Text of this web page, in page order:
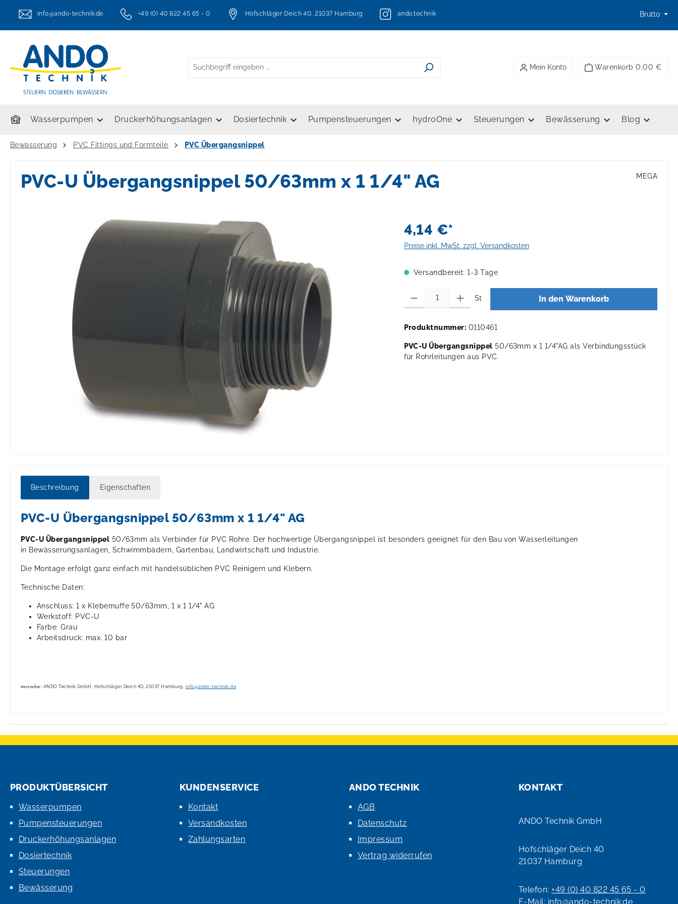
Zur Hauptnavigation springen
info@ando-technik.de +49 (0) 40 822 45 65 - 0 Hofschläger Deich 40, 21037 Hamburg ando.technik
twt.header.serviceHotlineText
Brutto
Mein Konto Warenkorb 0,00 €
Wasserpumpen Druckerhöhungsanlagen Dosiertechnik Pumpensteuerungen hydroOne Steuerungen Bewässerung Blog
Bewässerung PVC Fittings und Formteile PVC Übergangsnippel
PVC-U Übergangsnippel 50/63mm x 1 1/4" AG MEGA
Bildergalerie überspringen 4,14 €*
Preise inkl. MwSt. zzgl. Versandkosten
Versandbereit: 1-3 Tage
St In den Warenkorb
Produktnummer: 0110461
PVC-U Übergangsnippel 50/63mm x 1 1/4"AG als Verbindungsstück
für Rohrleitungen aus PVC.
Beschreibung Eigenschaften
PVC-U Übergangsnippel 50/63mm x 1 1/4" AG
PVC-U Übergangsnippel 50/63mm als Verbinder für PVC Rohre. Der hochwertige Übergangsnippel ist besonders geeignet für den Bau von Wasserleitungen
in Bewässerungsanlagen, Schwimmbädern, Gartenbau, Landwirtschaft und Industrie.
Die Montage erfolgt ganz einfach mit handelsüblichen PVC Reinigern und Klebern.
Technische Daten:
Anschluss: 1 x Klebemuffe 50/63mm, 1 x 1 1/4" AG
Werkstoff: PVC-U
Farbe: Grau
Arbeitsdruck: max. 10 bar
Hersteller: ANDO Technik GmbH, Hofschläger Deich 40, 21037 Hamburg, info@ando-technik.de
PRODUKTÜBERSICHT
Wasserpumpen
Pumpensteuerungen
Druckerhöhungsanlagen
Dosiertechnik
Steuerungen
Bewässerung
KUNDENSERVICE
Kontakt
Versandkosten
Zahlungsarten
ANDO TECHNIK
AGB
Datenschutz
Impressum
Vertrag widerrufen
KONTAKT
ANDO Technik GmbH
Hofschläger Deich 40
21037 Hamburg
Telefon:+49 (0) 40 822 45 65 - 0
E-Mail: info@ando-technik.de